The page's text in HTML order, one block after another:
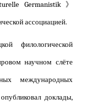
Germanistik》
ассоциацией.
филологической
научном слёте
международных
доклады,